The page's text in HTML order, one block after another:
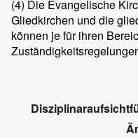
(4) Die Evangelische
Gliedkirchen und die
können je für ihren